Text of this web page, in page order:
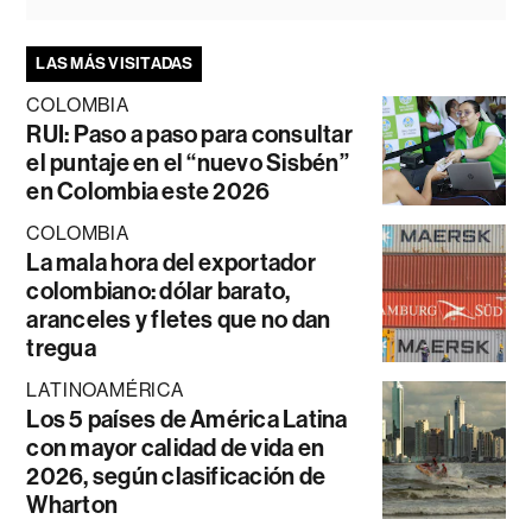
LAS MÁS VISITADAS
COLOMBIA
RUI: Paso a paso para consultar
el puntaje en el “nuevo Sisbén”
en Colombia este 2026
COLOMBIA
La mala hora del exportador
colombiano: dólar barato,
aranceles y fletes que no dan
tregua
LATINOAMÉRICA
Los 5 países de América Latina
con mayor calidad de vida en
2026, según clasificación de
Wharton